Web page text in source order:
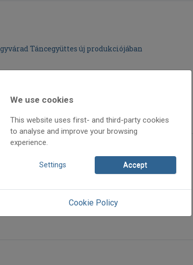
Táncegyüttes új produkciójában
We use cookies
This website uses first- and third-party cookies
to analyse and improve your browsing
experience.
Settings Accept
Cookie Policy